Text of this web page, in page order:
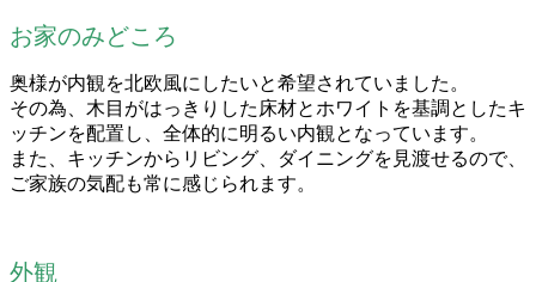
お家のみどころ
奥様が内観を北欧風にしたいと希望されていました。
その為、木目がはっきりした床材とホワイトを基調としたキ
ッチンを配置し、全体的に明るい内観となっています。
また、キッチンからリビング、ダイニングを見渡せるので、
ご家族の気配も常に感じられます。
外観